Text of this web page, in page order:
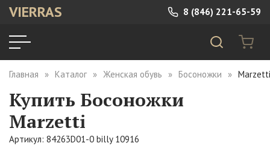
VIERRAS 8 (846) 221-65-59
Главная Каталог Женская обувь Босоножки
Купить Босоножки
Marzetti
Артикул: 84263D01-0 billy 10916